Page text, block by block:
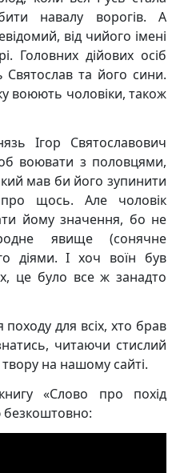
навалу ворогів. А
від чийого імені
Головних дійових осіб
Святослав та його сини.
воюють чоловіки, також
Ігор Святославович
воювати з половцями,
мав би його зупинити
щось. Але чоловік
йому значення, бо не
явище (сонячне
діями. І хоч воїн був
це було все ж занадто
для всіх, хто брав
читаючи стислий
на нашому сайті.
«Слово про похід
безкоштовно: